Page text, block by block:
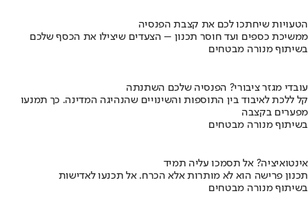
הטעויות שיחתכו לכם את קצבת הפנסיה
ממשיכת כספים ועד חוסר תכנון – הצעדים שיצילו את הכסף שלכם
בשיתוף מנורה מבטחים
עובדי מגזר ציבורי? הפנסיה שלכם השתנתה
קל ללכת לאיבוד בין התוספות והשינויים שהנהיגה המדינה. כך תמנעו
מפערים בקצבה
בשיתוף מנורה מבטחים
אינטואיציה? אל תסמכו עליה תמיד
תכנון פרישה הוא לא מותרות אלא הכרח. אל תכנעו לאדישות
בשיתוף מנורה מבטחים